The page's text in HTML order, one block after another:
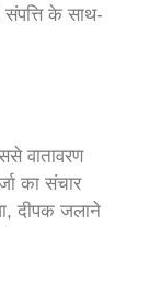
के साथ-
वातावरण
का संचार
दीपक जलाने